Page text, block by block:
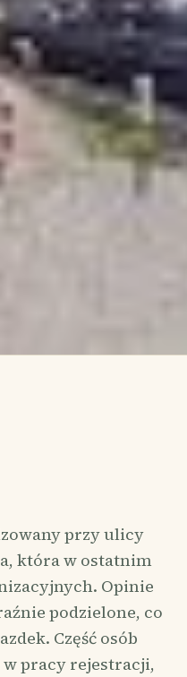
przy ulicy
która w ostatnim
Opinie
podzielone, co
Część osób
pracy rejestracji,